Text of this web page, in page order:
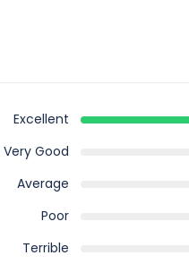
Excellent
Very Good
Average
Poor
Terrible